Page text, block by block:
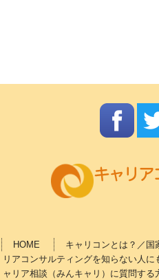
HOME
キャリコンとは？／国
リアコンサルティングを知らない人に
ャリア相談（みんキャリ）に質問する